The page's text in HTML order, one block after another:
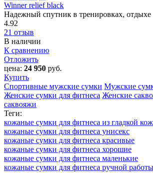
Winner relief black
Надежный спутник в тренировках, отдыхе
4.92
21 отзыв
В наличии
К сравнению
Отложить
цена: 24 950 руб.
Купить
Спортивные мужские сумки Мужские
Женские сумки для фитнеса Женские
саквояжи
Теги:
кожаные сумки для фитнеса из гладкой
кожаные сумки для фитнеса унисекс
кожаные сумки для фитнеса красивые
кожаные сумки для фитнеса хорошие
кожаные сумки для фитнеса маленькие
кожаные сумки для фитнеса ручной работы